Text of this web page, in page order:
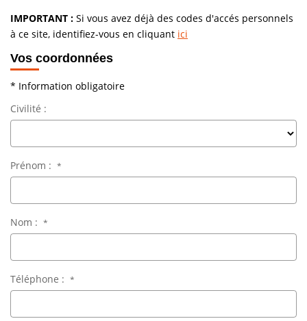
Nos Outils Pour Vendre
IMPORTANT : Si vous avez déjà des codes d'accés personnels
à ce site, identifiez-vous en cliquant ici
Vos coordonnées
* Information obligatoire
Civilité :
Prénom : *
Nom : *
Téléphone : *